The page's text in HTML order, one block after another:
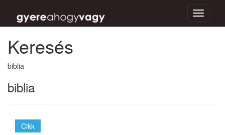
Toggle
Keresés
biblia
biblia
Cikk